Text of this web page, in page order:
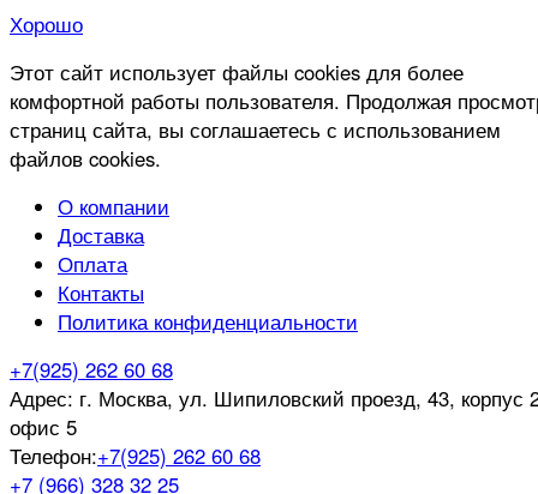
Хорошо
Этот сайт использует файлы cookies для более
комфортной работы пользователя. Продолжая
страниц сайта, вы соглашаетесь с использованием
файлов cookies.
О компании
Доставка
Оплата
Контакты
Политика конфиденциальности
+7(925) 262 60 68
Адрес: г. Москва, ул. Шипиловский проезд, 43, корпус
офис 5
Телефон:+7(925) 262 60 68
+7 (966) 328 32 25